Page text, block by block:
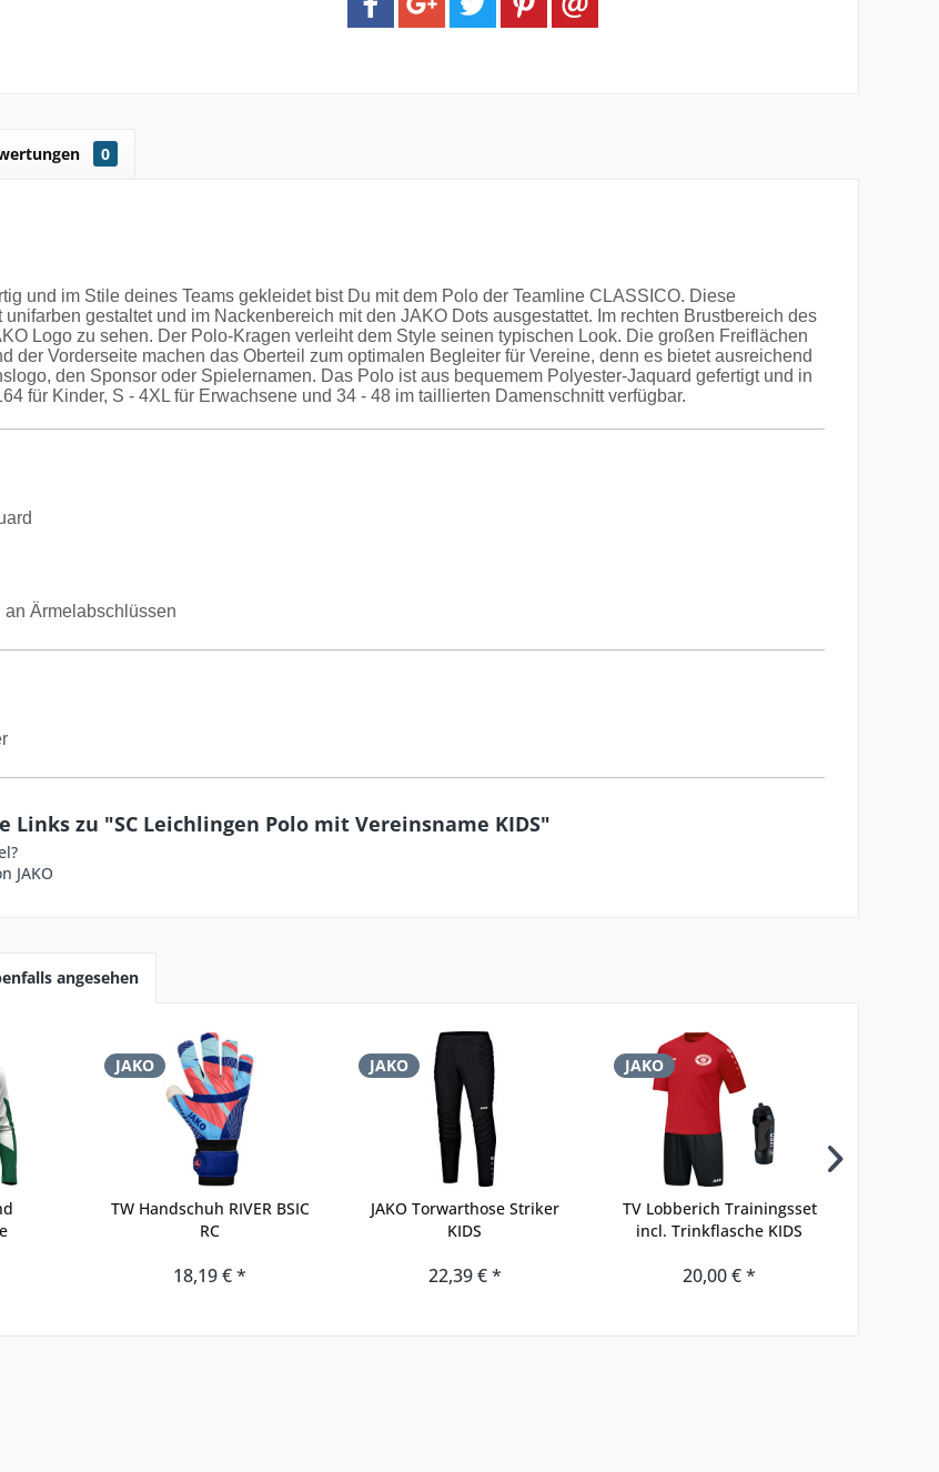
0
und im Stile deines Teams gekleidet bist Du mit dem Polo der Teamline CLASSICO. Diese
gestaltet und im Nackenbereich mit den JAKO Dots ausgestattet. Im rechten Brustbereich des
Logo zu sehen. Der Polo-Kragen verleiht dem Style seinen typischen Look. Die großen Freiflächen
der Vorderseite machen das Oberteil zum optimalen Begleiter für Vereine, denn es bietet ausreichend
den Sponsor oder Spielernamen. Das Polo ist aus bequemem Polyester-Jaquard gefertigt und in
für Kinder, S - 4XL für Erwachsene und 34 - 48 im taillierten Damenschnitt verfügbar.
an Ärmelabschlüssen
Links zu "SC Leichlingen Polo mit Vereinsname KIDS"
JAKO
angesehen
JAKO
TW Handschuh RIVER BSIC
RC
18,19 € *
JAKO
JAKO Torwarthose Striker
KIDS
22,39 € *
JAKO
TV Lobberich Trainingsset
incl. Trinkflasche KIDS
20,00 € *